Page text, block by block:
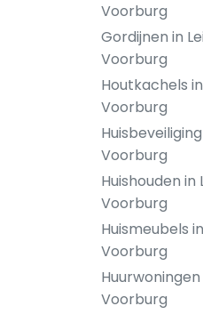
Voorburg
Gordijnen in
Voorburg
Houtkachels
Voorburg
Voorburg
Huishouden
Voorburg
Huismeubels
Voorburg
Voorburg